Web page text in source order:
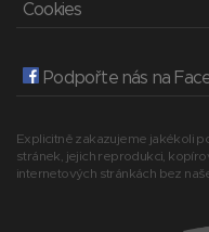
Cookies
Podpořte nás na
Explicitně zakazujeme jakékoli
stránek, jejich reprodukci,
internetových stránkách bez